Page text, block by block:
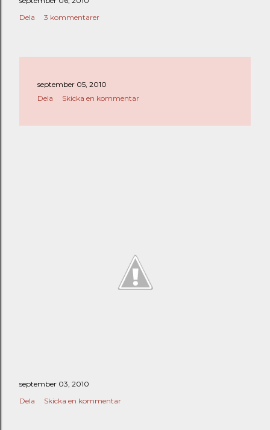
Dela
3 kommentarer
september 05, 2010
Dela
Skicka en kommentar
september 03, 2010
Dela
Skicka en kommentar